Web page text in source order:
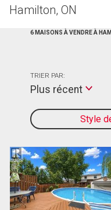
Hamilton, ON
6 MAISONS À VENDRE À
Style
TRIER PAR:
Plus récent